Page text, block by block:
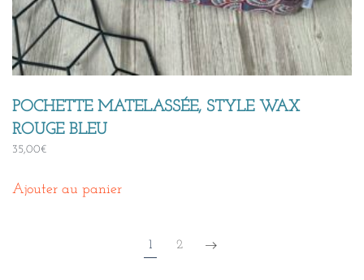
POCHETTE MATELASSÉE, STYLE WAX
ROUGE BLEU
35,00€
Ajouter au panier
1 2